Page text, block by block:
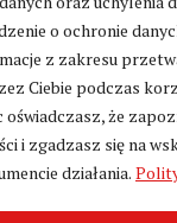
o ochronie
z zakresu
Ciebie podczas
że
i zgadzasz się na
działania.
Zmień ustawienia